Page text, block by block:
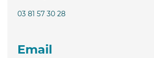
03 81 57 30 28
Email